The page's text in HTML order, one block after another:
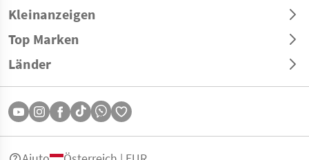
Kleinanzeigen
Top Marken
Länder